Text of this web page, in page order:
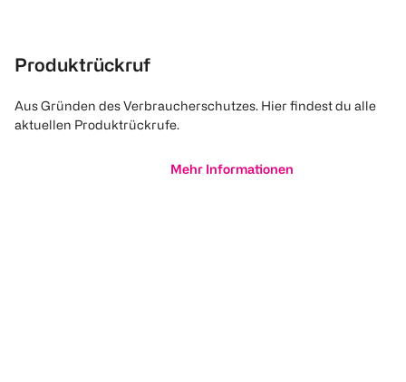
Produktrückruf
Aus Gründen des Verbraucherschutzes. Hier findest du alle
aktuellen Produktrückrufe.
Mehr Informationen